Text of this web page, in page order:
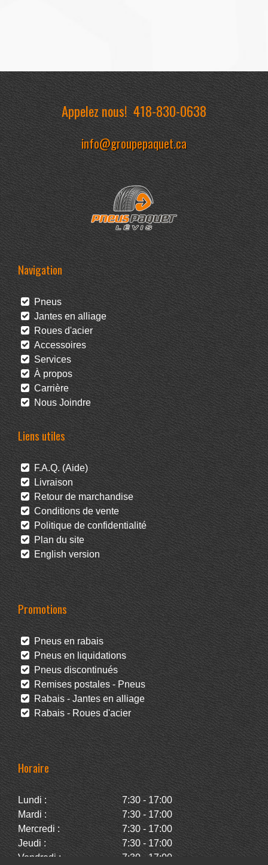
Appelez nous!418-830-0638
info@groupepaquet.ca
Navigation
Pneus
Jantes en alliage
Roues d'acier
Accessoires
Services
À propos
Carrière
Nous Joindre
Liens utiles
F.A.Q. (Aide)
Livraison
Retour de marchandise
Conditions de vente
Politique de confidentialité
Plan du site
English version
Promotions
Pneus en rabais
Pneus en liquidations
Pneus discontinués
Remises postales - Pneus
Rabais - Jantes en alliage
Rabais - Roues d'acier
Horaire
Lundi :
7:30 - 17:00
Mardi :
7:30 - 17:00
Mercredi :
7:30 - 17:00
Jeudi :
7:30 - 17:00
Vendredi :
7:30 - 17:00